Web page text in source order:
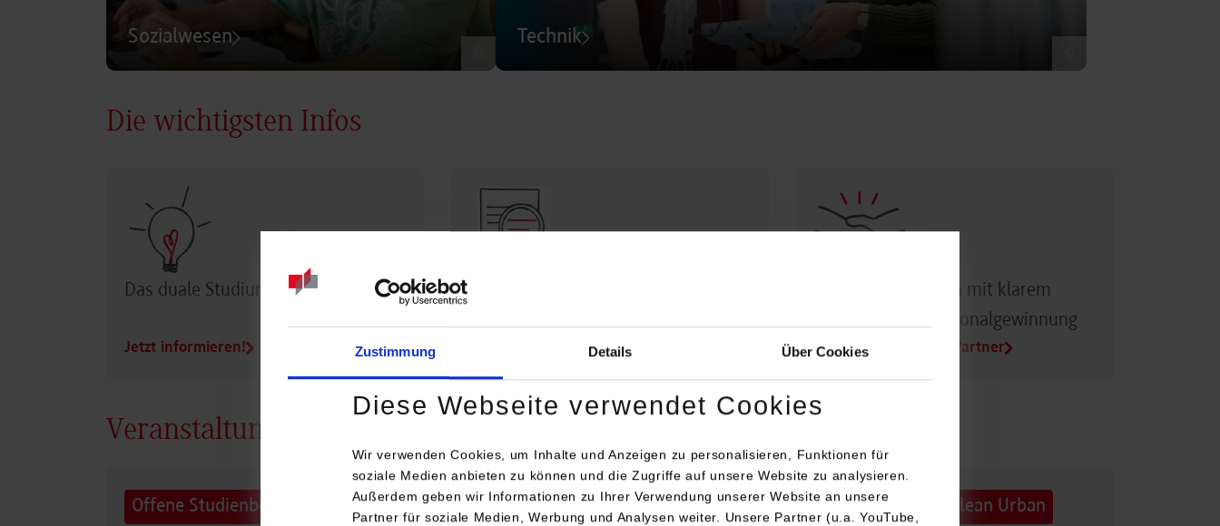
Zustimmung Details Über Cookies
Diese Webseite verwendet Cookies
Wir verwenden Cookies, um Inhalte und Anzeigen zu personalisieren, Funktionen für
soziale Medien anbieten zu können und die Zugriffe auf unsere Website zu analysieren.
Außerdem geben wir Informationen zu Ihrer Verwendung unserer Website an unsere
Partner für soziale Medien, Werbung und Analysen weiter. Unsere Partner (u.a. YouTube,
Sozialwesen Technik
Die wichtigsten Infos
Das duale Studium im Überblick
Jetzt informieren! Profil der DHBW Stuttgart
Dualer Partner sein mit klarem
Vorteil bei der Personalgewinnung
Alle Infos für Duale Partner
Veranstaltungen
Offene Studienberatung für INDIS-Infoveranstaltung für Technologietag: Clean Urban